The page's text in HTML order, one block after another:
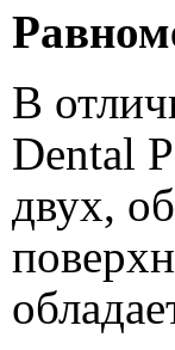
В
Dental
двух,